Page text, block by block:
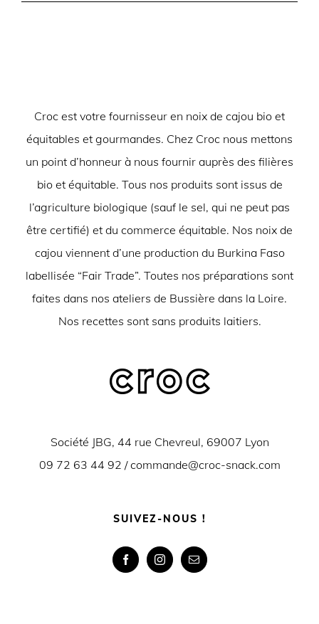
Croc est votre fournisseur en noix de cajou bio et
équitables et gourmandes. Chez Croc nous mettons
un point d’honneur à nous fournir auprès des filières
bio et équitable. Tous nos produits sont issus de
l’agriculture biologique (sauf le sel, qui ne peut pas
être certifié) et du commerce équitable. Nos noix de
cajou viennent d’une production du Burkina Faso
labellisée “Fair Trade”. Toutes nos préparations sont
faites dans nos ateliers de Bussière dans la Loire.
Nos recettes sont sans produits laitiers.
Société JBG, 44 rue Chevreul, 69007 Lyon
09 72 63 44 92 /commande@croc-snack.com
SUIVEZ-NOUS !